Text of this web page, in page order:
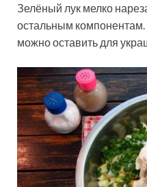
Зелёный лук мелко
остальным компонентам.
можно оставить для